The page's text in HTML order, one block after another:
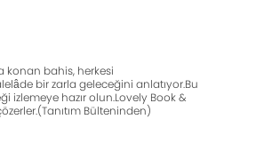
konan bahis, herkesi
bir zarla geleceğini anlatıyor.Bu
izlemeye hazır olun.Lovely Book &
Bülteninden)